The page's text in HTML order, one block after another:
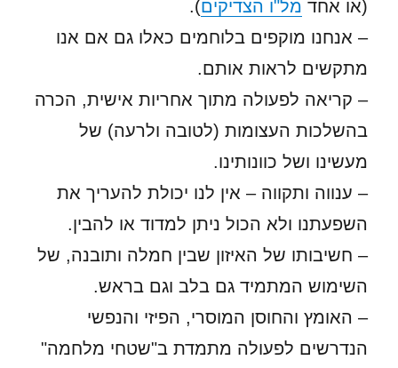
(או אחד מל"ו הצדיקים).
– אנחנו מוקפים בלוחמים כאלו גם אם אנו
מתקשים לראות אותם.
– קריאה לפעולה מתוך אחריות אישית, הכרה
בהשלכות העצומות (לטובה ולרעה) של
מעשינו ושל כוונותינו.
– ענווה ותקווה – אין לנו יכולת להעריך את
השפעתנו ולא הכול ניתן למדוד או להבין.
– חשיבותו של האיזון שבין חמלה ותובנה, של
השימוש המתמיד גם בלב וגם בראש.
– האומץ והחוסן המוסרי, הפיזי והנפשי
הנדרשים לפעולה מתמדת ב"שטחי מלחמה"